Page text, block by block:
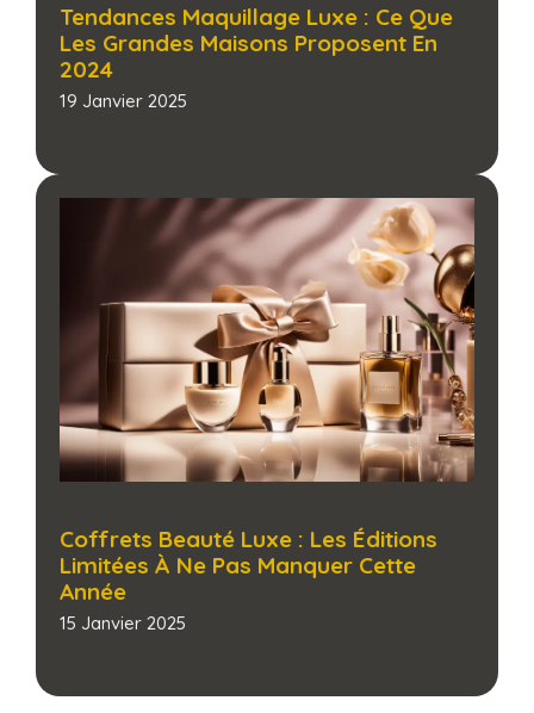
Tendances Maquillage Luxe : Ce Que
Les Grandes Maisons Proposent En
2024
19 Janvier 2025
Coffrets Beauté Luxe : Les Éditions
Limitées À Ne Pas Manquer Cette
Année
15 Janvier 2025